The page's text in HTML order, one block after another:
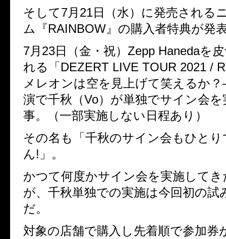
そして7月 21日（水）に発売される
ム『RAINBOW 』の購入者特典が発
7月 23日（金・祝） Zepp Hanedaを
れる
「 DEZERT LIVE TOUR 2021 /
メレオンは空を見上げて笑えるか？
演で千秋（Vo）が単独でサイン会
事。（一部実施しない日程あり）
その名も「千秋のサイン会もひと
ん! 」。
かつて何度かサイン会を実施してき
が、千秋単独での実施は今回初の試
だ。
対象の店舗で購入し先着順で参加券